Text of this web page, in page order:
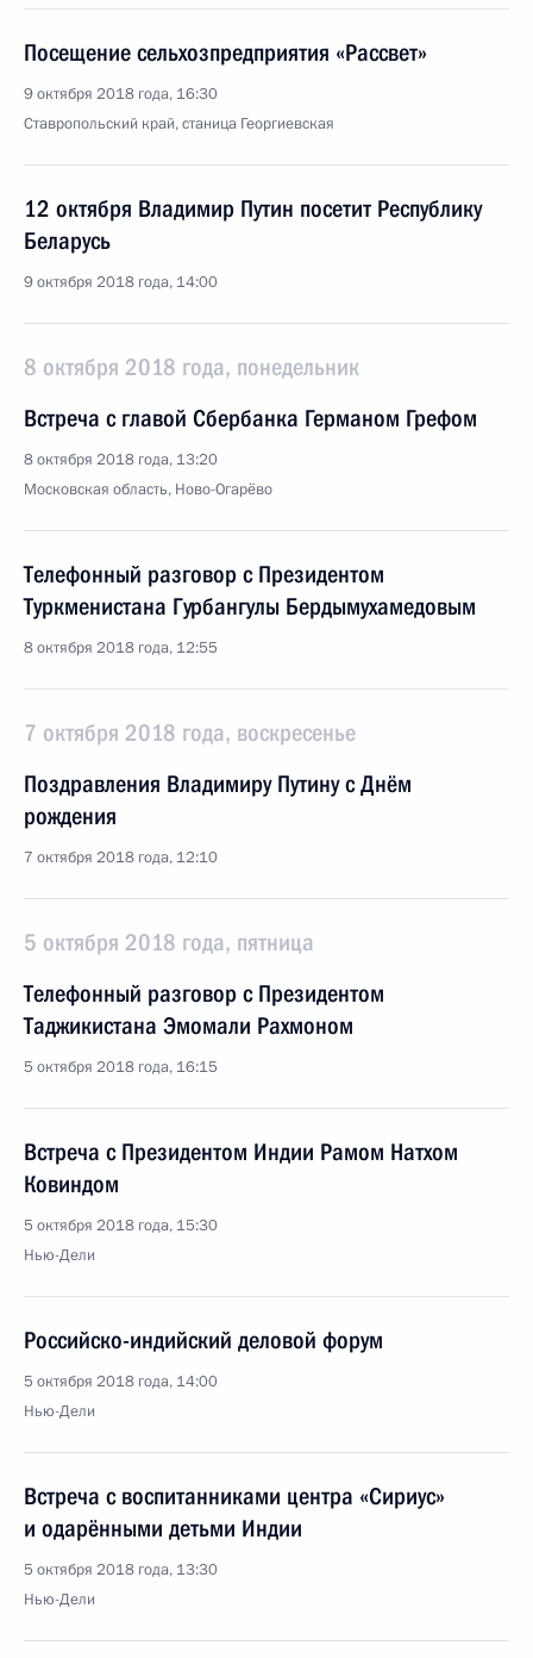
Посещение сельхозпредприятия «Рассвет»
9 октября 2018 года, 16:30
Ставропольский край, станица Георгиевская
12 октября Владимир Путин посетит Республику
Беларусь
9 октября 2018 года, 14:00
8 октября 2018 года, понедельник
Встреча с главой Сбербанка Германом Грефом
8 октября 2018 года, 13:20
Московская область, Ново-Огарёво
Телефонный разговор с Президентом
Туркменистана Гурбангулы Бердымухамедовым
8 октября 2018 года, 12:55
7 октября 2018 года, воскресенье
Поздравления Владимиру Путину с Днём
рождения
7 октября 2018 года, 12:10
5 октября 2018 года, пятница
Телефонный разговор с Президентом
Таджикистана Эмомали Рахмоном
5 октября 2018 года, 16:15
Встреча с Президентом Индии Рамом Натхом
Ковиндом
5 октября 2018 года, 15:30
Нью-Дели
Российско-индийский деловой форум
5 октября 2018 года, 14:00
Нью-Дели
Встреча с воспитанниками центра «Сириус»
и одарёнными детьми Индии
5 октября 2018 года, 13:30
Нью-Дели